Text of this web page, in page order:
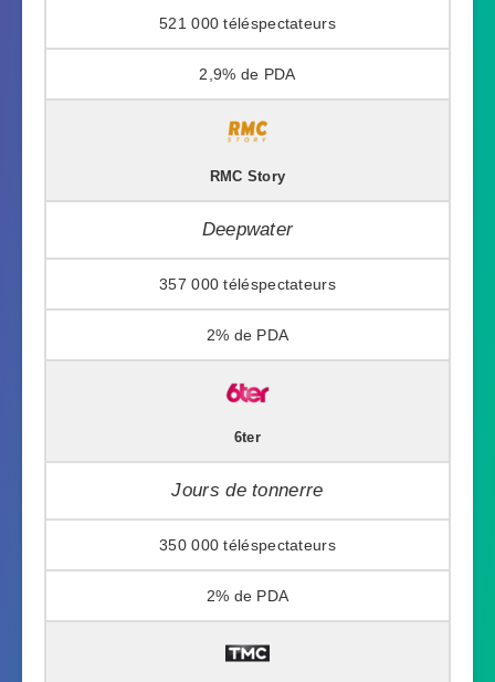
521 000
2,9%
RMC Story
Deepwater
357 000
2%
6ter
Jours de tonnerre
350 000
2%